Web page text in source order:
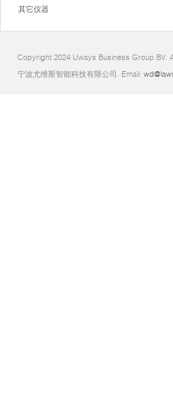
其它仪器
Copyright 2024 Uways Business Group BV.
宁波尤维斯智能科技有限公司. Email: